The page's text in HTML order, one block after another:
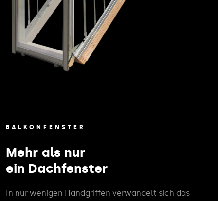
BALKONFENSTER
Mehr als nur
ein Dachfenster
In nur wenigen Handgriffen verwandelt sich das